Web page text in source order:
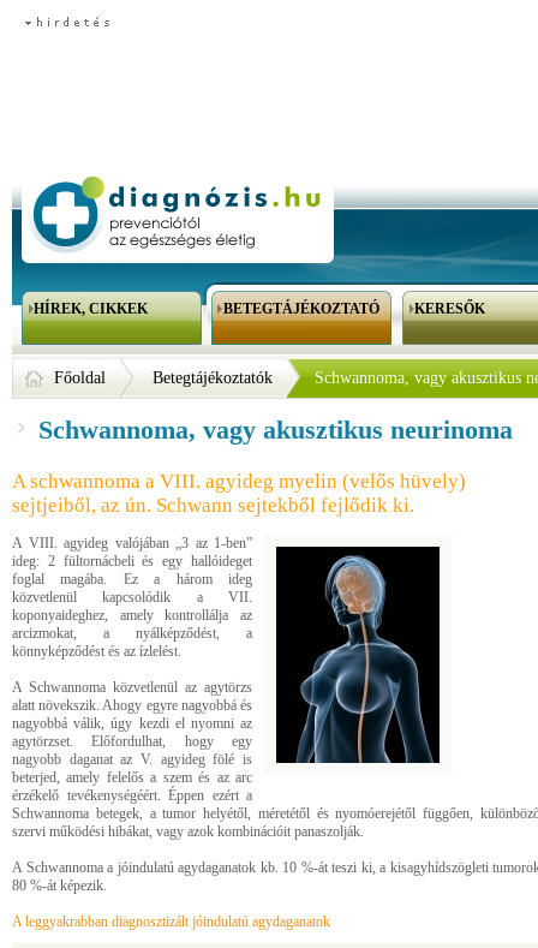
HÍREK, CIKKEK BETEGTÁJÉKOZTATÓ KERESŐK
Főoldal Betegtájékoztatók Schwannoma, vagy akusztikus
Schwannoma, vagy akusztikus neurinoma
A schwannoma a VIII. agyideg myelin (velős hüvely)
sejtjeiből, az ún. Schwann sejtekből fejlődik ki.
A VIII. agyideg valójában „3 az 1-ben”
ideg: 2 fültornácbeli és egy hallóideget
foglal magába. Ez a három ideg
közvetlenül kapcsolódik a VII.
koponyaideghez, amely kontrollálja az
arcizmokat, a nyálképződést, a
könnyképződést és az ízlelést.
A Schwannoma közvetlenül az agytörzs
alatt növekszik. Ahogy egyre nagyobbá és
nagyobbá válik, úgy kezdi el nyomni az
agytörzset. Előfordulhat, hogy egy
nagyobb daganat az V. agyideg fölé is
beterjed, amely felelős a szem és az arc
érzékelő tevékenységéért. Éppen ezért a
Schwannoma betegek, a tumor helyétől, méretétől és nyomóerejétől függően,
szervi működési hibákat, vagy azok kombinációit panaszolják.
A Schwannoma a jóindulatú agydaganatok kb. 10 %-át teszi ki, a kisagyhídszögleti
80 %-át képezik.
A leggyakrabban diagnosztizált jóindulatú agydaganatok